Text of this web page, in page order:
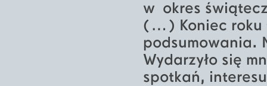
w okres
(…) Koniec roku
podsumowania.
Wydarzyło się
spotkań,